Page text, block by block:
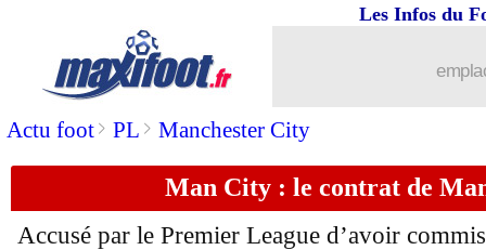
Actu foot> PL > Manchester City
Les Infos du
Man City : le contrat de
Accusé par le Premier League d’avoir
: Galtier donne des nouvelles de
07/02 OM: Tavares forfait contre le PSG
: un ancien Red joue la
07/02 Fiorentina: Chelsea a tenté Amrabat